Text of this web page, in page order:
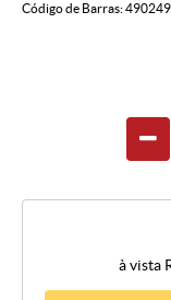
Código de Barras:
à vista